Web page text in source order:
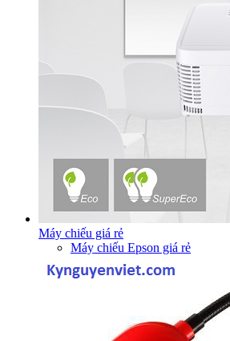
Máy chiếu giá rẻ
Máy chiếu Epson giá rẻ